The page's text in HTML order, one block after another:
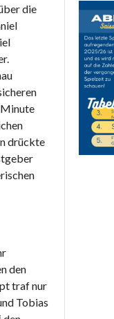
die
Minute
drückte
den
traf nur
Tobias